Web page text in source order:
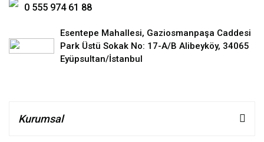
0 555 974 61 88
Esentepe Mahallesi, Gaziosmanpaşa Caddesi
Park Üstü Sokak No: 17-A/B Alibeyköy, 34065
Eyüpsultan/İstanbul
Kurumsal